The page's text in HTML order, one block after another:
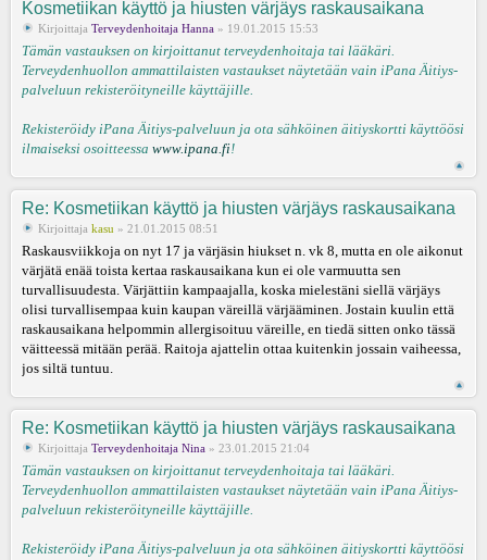
Kosmetiikan käyttö ja hiusten värjäys raskausaikana
Kirjoittaja Terveydenhoitaja Hanna » 19.01.2015 15:53
Tämän vastauksen on kirjoittanut terveydenhoitaja tai lääkäri.
Terveydenhuollon ammattilaisten vastaukset näytetään vain iPana Äitiys-
palveluun rekisteröityneille käyttäjille.
Rekisteröidy iPana Äitiys-palveluun ja ota sähköinen äitiyskortti käyttöösi
ilmaiseksi osoitteessa www.ipana.fi!
Re: Kosmetiikan käyttö ja hiusten värjäys raskausaikana
Kirjoittaja kasu » 21.01.2015 08:51
Raskausviikkoja on nyt 17 ja värjäsin hiukset n. vk 8, mutta en ole aikonut
värjätä enää toista kertaa raskausaikana kun ei ole varmuutta sen
turvallisuudesta. Värjättiin kampaajalla, koska mielestäni siellä värjäys
olisi turvallisempaa kuin kaupan väreillä värjääminen. Jostain kuulin että
raskausaikana helpommin allergisoituu väreille, en tiedä sitten onko tässä
väitteessä mitään perää. Raitoja ajattelin ottaa kuitenkin jossain vaiheessa,
jos siltä tuntuu.
Re: Kosmetiikan käyttö ja hiusten värjäys raskausaikana
Kirjoittaja Terveydenhoitaja Nina » 23.01.2015 21:04
Tämän vastauksen on kirjoittanut terveydenhoitaja tai lääkäri.
Terveydenhuollon ammattilaisten vastaukset näytetään vain iPana Äitiys-
palveluun rekisteröityneille käyttäjille.
Rekisteröidy iPana Äitiys-palveluun ja ota sähköinen äitiyskortti käyttöösi